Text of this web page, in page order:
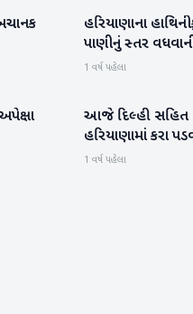
રાષ્ટ્રીય
હરિયાણાના
પાણીનું સ્તર
1 વર્ષ પહેલા
હવામાન
આજે દિલ્હી સહિત
હરિયાણામાં કરા
1 વર્ષ પહેલા